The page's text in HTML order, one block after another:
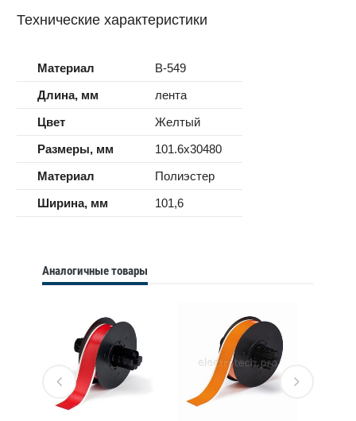
Технические характеристики
Материал
B-549
Длина, мм
лента
Цвет
Желтый
Размеры, мм
101.6x30480
Материал
Полиэстер
Ширина, мм
101,6
Аналогичные товары